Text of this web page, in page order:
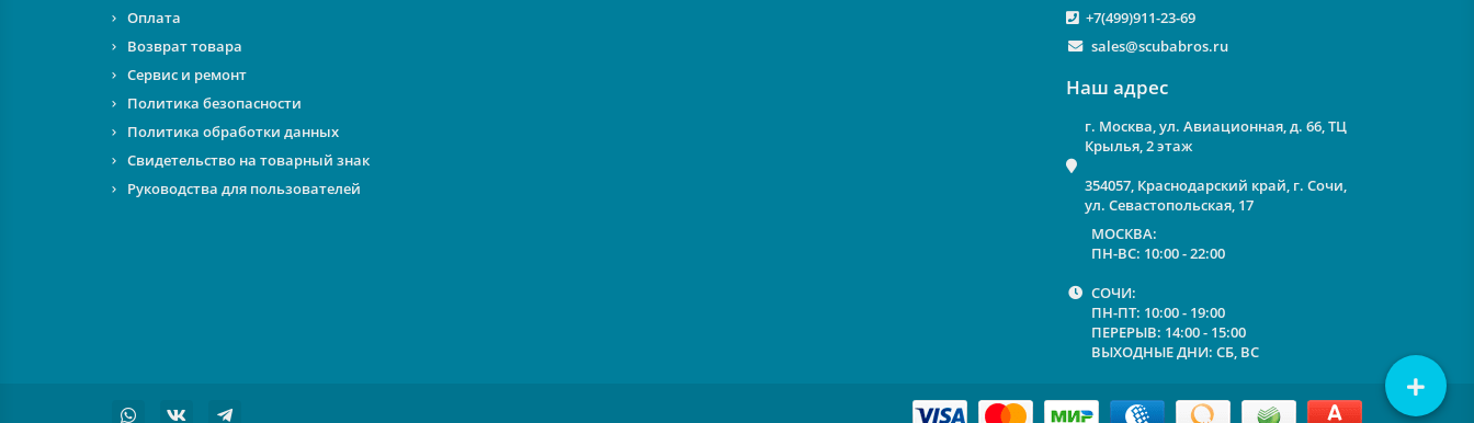
Оплата
Возврат товара
Сервис и ремонт
Политика безопасности
Политика обработки данных
Свидетельство на товарный знак
Руководства для пользователей
+7(499)911-23-69
sales@scubabros.ru
Наш адрес
г. Москва, ул. Авиационная, д. 66, ТЦ
Крылья, 2 этаж
354057, Краснодарский край, г. Сочи,
ул. Севастопольская, 17
МОСКВА:
ПН-ВС: 10:00 - 22:00
СОЧИ:
ПН-ПТ: 10:00 - 19:00
ПЕРЕРЫВ: 14:00 - 15:00
ВЫХОДНЫЕ ДНИ: СБ, ВС